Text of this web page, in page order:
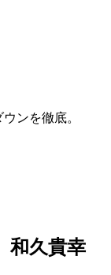
ンを徹底。
久貴幸